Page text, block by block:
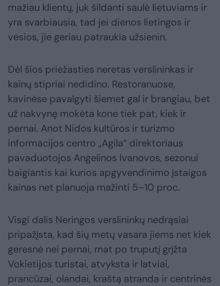
mažiau klientų, juk šildanti saulė lietuviams ir
yra svarbiausia, tad jei dienos lietingos ir
vėsios, jie geriau patraukia užsienin.
Dėl šios priežasties neretas verslininkas ir
kainų stipriai nedidino. Restoranuose,
kavinėse pavalgyti šiemet gal ir brangiau, bet
už nakvynę mokėta kone tiek pat, kiek ir
pernai. Anot Nidos kultūros ir turizmo
informacijos centro „Agila“ direktoriaus
pavaduotojos Angelinos Ivanovos, sezonui
baigiantis kai kurios apgyvendinimo įstaigos
kainas net planuoja mažinti 5–10 proc.
Visgi dalis Neringos verslininkų nedrąsiai
pripažįsta, kad šių metų vasara jiems net kiek
geresnė nei pernai, mat po truputį grįžta
Vokietijos turistai, atvyksta ir latviai,
prancūzai, olandai, kraštą atranda ir centrinės